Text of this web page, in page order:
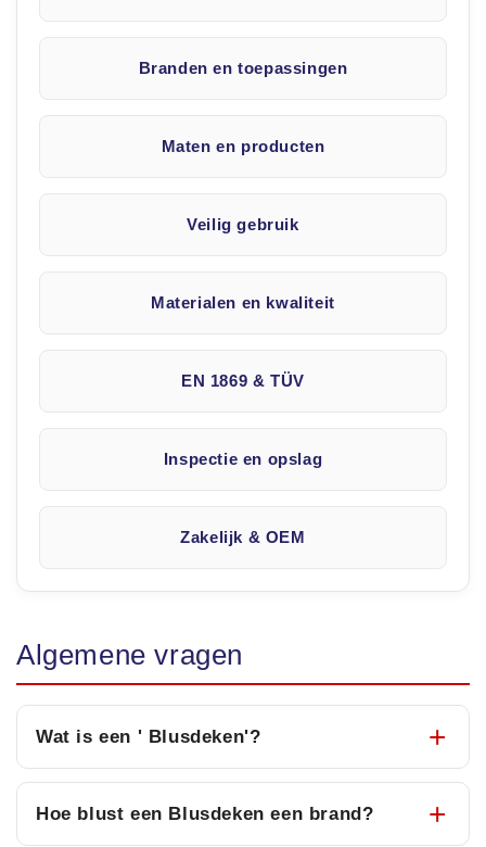
Branden en toepassingen
Maten en producten
Veilig gebruik
Materialen en kwaliteit
EN 1869 & TÜV
Inspectie en opslag
Zakelijk & OEM
Algemene vragen
Wat is een ' Blusdeken'?
Hoe blust een Blusdeken een brand?